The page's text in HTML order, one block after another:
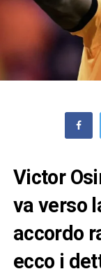
Victor
va verso
accordo
ecco i